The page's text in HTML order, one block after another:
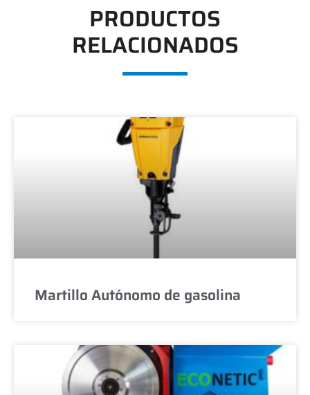
PRODUCTOS
RELACIONADOS
Martillo Autónomo de gasolina